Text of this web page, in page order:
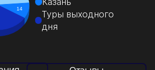
14
Туры выходного
дня